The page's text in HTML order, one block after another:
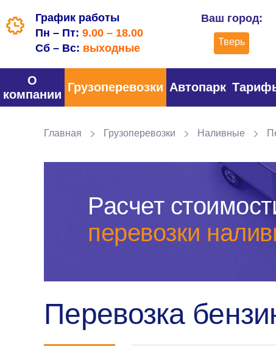
График работы
Пн – Пт: 9.00 – 18.00
Сб – Вс: выходные
Ваш город:
Тверь
О
компании
Грузоперевозки Автопарк
Главная Грузоперевозки Наливные
Расчет
перевозки
Перевозка